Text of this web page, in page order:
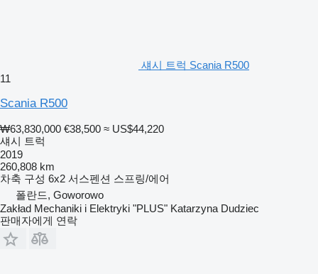
섀시 트럭 Scania R500
11
Scania R500
₩63,830,000 €38,500 ≈ US$44,220
섀시 트럭
2019
260,808 km
차축 구성 6x2 서스펜션 스프링/에어
폴란드, Goworowo
Zakład Mechaniki i Elektryki "PLUS" Katarzyna Dudziec
판매자에게 연락